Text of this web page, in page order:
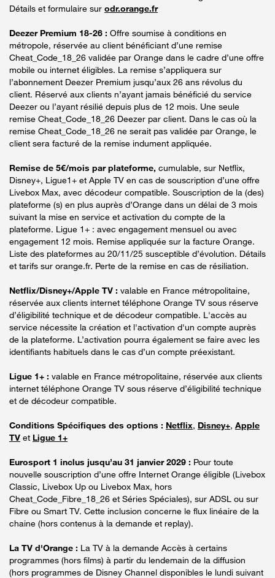
Détails et formulaire sur odr.orange.fr
Deezer Premium 18-26 : Offre soumise à conditions en
métropole, réservée au client bénéficiant d’une remise
Cheat_Code_18_26 validée par Orange dans le cadre d’une offre
mobile ou internet éligibles. La remise s’appliquera sur
l’abonnement Deezer Premium jusqu’aux 26 ans révolus du
client. Réservé aux clients n’ayant jamais bénéficié du service
Deezer ou l’ayant résilié depuis plus de 12 mois. Une seule
remise Cheat_Code_18_26 Deezer par client. Dans le cas où la
remise Cheat_Code_18_26 ne serait pas validée par Orange, le
client sera facturé de la remise indument appliquée.
Remise de 5€/mois par plateforme, cumulable, sur Netflix,
Disney+, Ligue1+ et Apple TV en cas de souscription d’une offre
Livebox Max, avec décodeur compatible. Souscription de la (des)
plateforme (s) en plus auprès d’Orange dans un délai de 3 mois
suivant la mise en service et activation du compte de la
plateforme. Ligue 1+ : avec engagement mensuel ou avec
engagement 12 mois. Remise appliquée sur la facture Orange.
Liste des plateformes au 20/11/25 susceptible d’évolution. Détails
et tarifs sur orange.fr. Perte de la remise en cas de résiliation.
Netflix/Disney+/Apple TV : valable en France métropolitaine,
réservée aux clients internet téléphone Orange TV sous réserve
d’éligibilité technique et de décodeur compatible. L'accès au
service nécessite la création et l'activation d'un compte auprès
de la plateforme. L’activation pourra également se faire avec les
identifiants habituels dans le cas d’un compte préexistant.
Ligue 1+ : valable en France métropolitaine, réservée aux clients
internet téléphone Orange TV sous réserve d’éligibilité technique
et de décodeur compatible.
Conditions Spécifiques des options : Netflix, Disney+, Apple
TV et Ligue 1+
Eurosport 1 inclus jusqu’au 31 janvier 2029 : Pour toute
nouvelle souscription d’une offre Internet Orange éligible (Livebox
Classic, Livebox Up ou Livebox Max, hors
Cheat_Code_Fibre_18_26 et Séries Spéciales), sur ADSL ou sur
Fibre ou Smart TV. Cette inclusion concerne le flux linéaire de la
chaine (hors contenus à la demande et replay).
La TV d'Orange : La TV à la demande Accès à certains
programmes (hors films) à partir du lendemain de la diffusion
(hors programmes de Disney Channel disponibles le lundi suivant